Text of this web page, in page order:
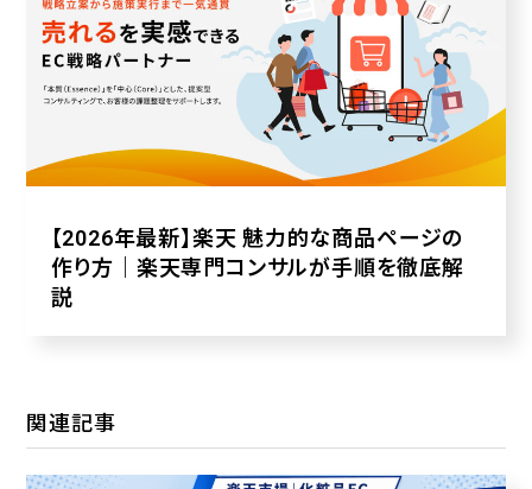
【2026年最新】楽天 魅力的な商品ページの
作り方｜楽天専門コンサルが手順を徹底解
説
関連記事